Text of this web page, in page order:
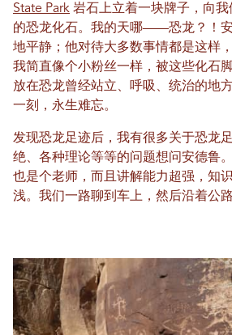
State Park 岩石上立着一块牌子，向
的恐龙化石。我的天哪——恐龙？！
地平静；他对待大多数事情都是这样
我简直像个小粉丝一样，被这些化石
放在恐龙曾经站立、呼吸、统治的地
一刻，永生难忘。
发现恐龙足迹后，我有很多关于恐龙
绝、各种理论等等的问题想问安德鲁
也是个老师，而且讲解能力超强，知
浅。我们一路聊到车上，然后沿着公